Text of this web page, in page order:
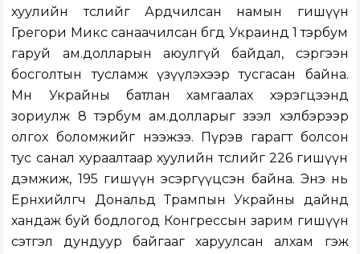
хуулийн төслийг Ардчилсан намын гишүүн
Грегори Микс санаачилсан бөгөөд Украинд 1 тэрбум
гаруй ам.долларын аюулгүй байдал, сэргээн
босголтын тусламж үзүүлэхээр тусгасан байна.
Мөн Украйны батлан хамгаалах хэрэгцээнд
зориулж 8 тэрбум ам.долларыг зээл хэлбэрээр
олгох боломжийг нээжээ. Пүрэв гарагт болсон
тус санал хураалтаар хуулийн төслийг 226 гишүүн
дэмжиж, 195 гишүүн эсэргүүцсэн байна. Энэ нь
Ерөнхийлөгч Дональд Трампын Украйны дайнд
хандаж буй бодлогод Конгрессын зарим гишүүн
сэтгэл дундуур байгааг харуулсан алхам гэж